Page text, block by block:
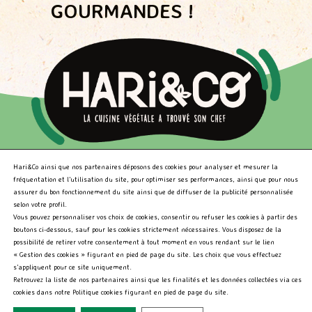
CARREFOUR CITY
84 Rue Nd Des Champs
Paris 06Eme - 75006
INTERMARCHE EXPRESS
Paris - 75005
CARREFOUR CITY
71 Rue De Rennes
Paris - 75006
GOURMANDES !
NOS PRODUITS
NOS RECETTES
BLOG
ESPACE PRO
NOUS DÉCOUVRIR
Qui sommes-nous?
Nos engagements
LES LÉGUMINEUSES
Hari&Co ainsi que nos partenaires déposons des cookies pour analyser et mesurer la
fréquentation et l’utilisation du site, pour optimiser ses performances, ainsi que pour nous
assurer du bon fonctionnement du site ainsi que de diffuser de la publicité personnalisée
selon votre profil.
Vous pouvez personnaliser vos choix de cookies, consentir ou refuser les cookies à partir des
boutons ci-dessous, sauf pour les cookies strictement nécessaires. Vous disposez de la
possibilité de retirer votre consentement à tout moment en vous rendant sur le lien
« Gestion des cookies » figurant en pied de page du site. Les choix que vous effectuez
s’appliquent pour ce site uniquement.
Retrouvez la liste de nos partenaires ainsi que les finalités et les données collectées via ces
cookies dans notre Politique cookies figurant en pied de page du site.